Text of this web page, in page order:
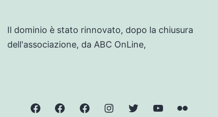
Il dominio è stato rinnovato, dopo la chiusura
dell'associazione, da ABC OnLine,
ValnerinaOnLine
Norcia Cascate InstagramTwitter YouTube